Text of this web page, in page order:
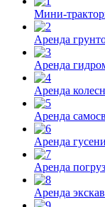
Мини-
Аренда
Аренда
Аренда
Аренда
Аренда
Аренда
Аренда